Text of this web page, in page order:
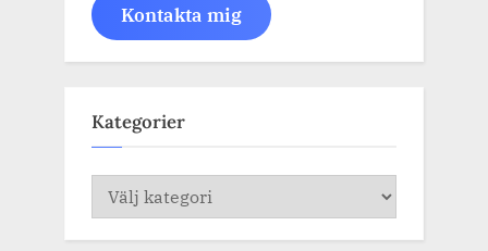
Kontakta mig
Kategorier
Kategorier